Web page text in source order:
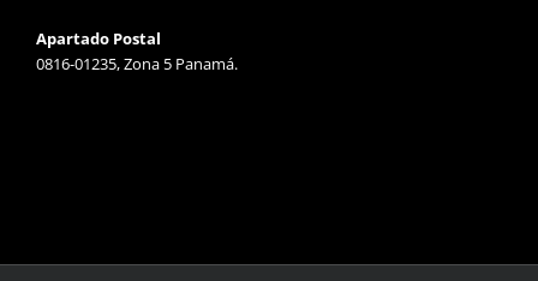
Apartado Postal
0816-01235, Zona 5 Panamá.